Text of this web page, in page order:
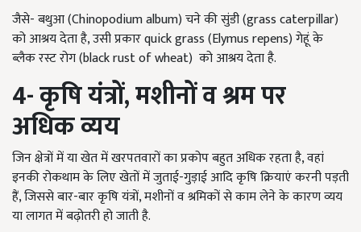
जैसे- बथुआ (Chinopodium album) चने की सुंडी (grass caterpillar)
को आश्रय देता है, उसी प्रकार quick grass (Elymus repens) गेहूं के
ब्लैक रस्ट रोग (black rust of wheat) को आश्रय देता है.
4-कृषि यंत्रों,मशीनों व श्रम पर
अधिक व्यय
जिन क्षेत्रों में या खेत में खरपतवारों का प्रकोप बहुत अधिक रहता है, वहां
इनकी रोकथाम के लिए खेतों में जुताई-गुड़ाई आदि कृषि क्रियाएं करनी पड़ती
हैं, जिससे बार-बार कृषि यंत्रों, मशीनों व श्रमिकों से काम लेने के कारण व्यय
या लागत में बढ़ोतरी हो जाती है.